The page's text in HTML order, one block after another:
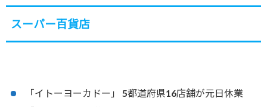
スーパー百貨店
「イトーヨーカドー」 5都道府県16店舗が元日休業